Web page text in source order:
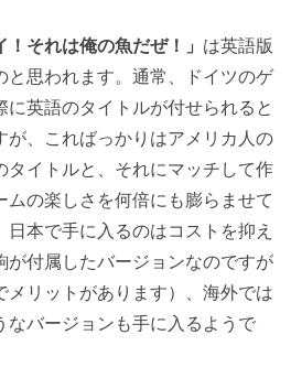
！それは俺の魚だぜ！」 は英語版
と思われます。通常、ドイツのゲ
英語のタイトルが付せられると
が、こればっかりはアメリカ人の
タイトルと、それにマッチして作
ムの楽しさを何倍にも膨らませて
日本で手に入るのはコストを抑え
が付属したバージョンなのですが
メリットがあります）、海外では
なバージョンも手に入るようで